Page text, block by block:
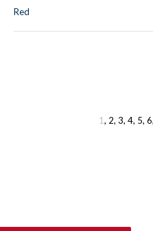
Red
1 2 3 4 5 6